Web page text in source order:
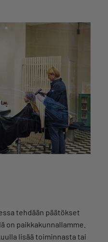
tehdään päätökset
on paikkakunnallamme.
lisää toiminnasta tai